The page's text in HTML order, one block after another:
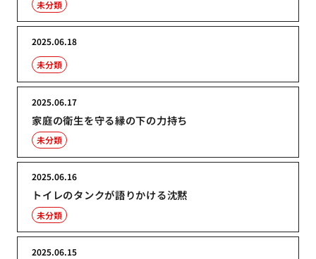
未分類
2025.06.18
未分類
家庭の衛生を守る縁の下の力持ち
2025.06.17
未分類
トイレのタンクが語りかける沈黙
2025.06.16
未分類
2025.06.15